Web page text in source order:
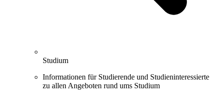
Studium
Informationen für Studierende und Studieninteressierte
zu allen Angeboten rund ums Studium